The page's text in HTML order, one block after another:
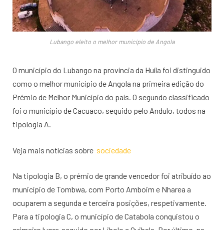
Lubango eleito o melhor município de Angola
O município do Lubango na província da Huíla foi distinguido
como o melhor município de Angola na primeira edição do
Prémio de Melhor Município do país. O segundo classificado
foi o município de Cacuaco, seguido pelo Andulo, todos na
tipologia A.
Veja mais notícias sobre sociedade
Na tipologia B, o prémio de grande vencedor foi atribuído ao
município de Tombwa, com Porto Amboim e Nharea a
ocuparem a segunda e terceira posições, respetivamente.
Para a tipologia C, o município de Catabola conquistou o